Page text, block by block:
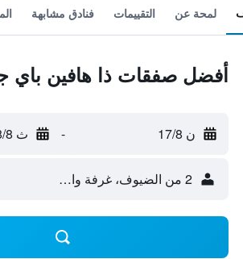
لمحة عن التقييمات فنادق مشابهة
أفضل صفقات ذا هافين باي
ن 17/8 - ث 18/8
2 من الضيوف، غرفة واحدة